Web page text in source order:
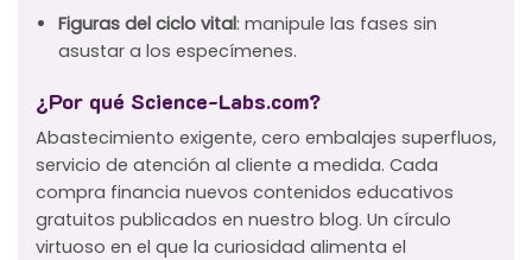
Figuras del ciclo vital: manipule las fases sin
asustar a los especímenes.
¿Por qué Science-Labs.com?
Abastecimiento exigente, cero embalajes superfluos,
servicio de atención al cliente a medida. Cada
compra financia nuevos contenidos educativos
gratuitos publicados en nuestro blog. Un círculo
virtuoso en el que la curiosidad alimenta el